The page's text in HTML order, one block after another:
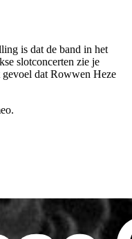
is dat de band in het
slotconcerten zie je
dat Rowwen Heze